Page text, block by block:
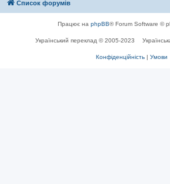
Список форумів
Працює на phpBB® Forum Software ©
Український переклад © 2005-2023
Конфіденційність | Умови